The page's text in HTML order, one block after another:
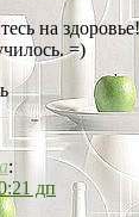
на
=)
:
дп